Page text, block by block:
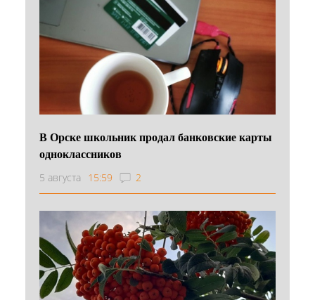
В Орске школьник продал банковские карты
одноклассников
5 августа 15:59 2